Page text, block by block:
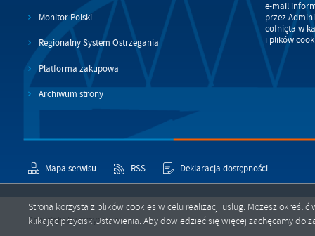
Monitor Polski
Regionalny System Ostrzegania
Platforma zakupowa
Archiwum strony
e-mail
przez
cofnięta w
i plików
Mapa serwisu RSS Deklaracja dostępności
Copyright by strzyzow.pl
Strona korzysta z plików cookies w celu realizacji usług. Możesz
klikając przycisk Ustawienia. Aby dowiedzieć się więcej zachęcamy do